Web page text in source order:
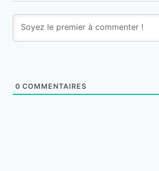
0 COMMENTAIRES